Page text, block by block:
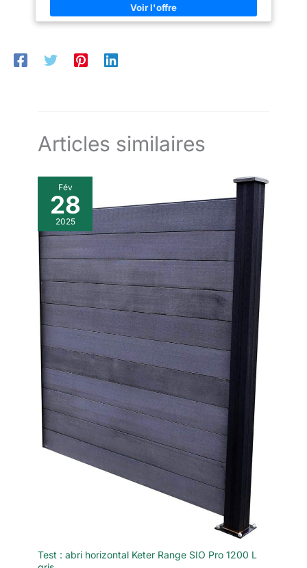
Articles similaires
Fév
28
2025
Test : abri horizontal Keter Range SIO Pro 1200 L